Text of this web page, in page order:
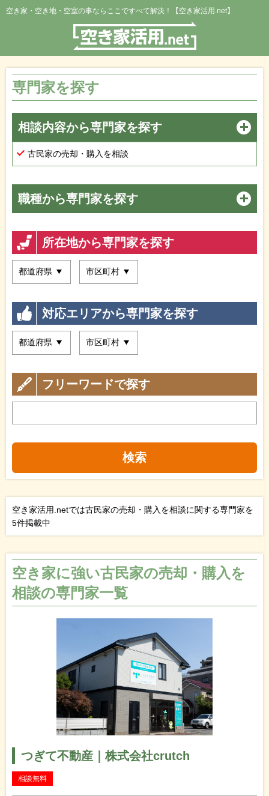
空き家・空き地・空室の事ならここですべて解決！【空き家活用.net】
専門家を探す
相談内容から専門家を探す
古民家の売却・購入を相談
職種から専門家を探す
所在地から専門家を探す
対応エリアから専門家を探す
フリーワードで探す
検索
空き家活用.netでは古民家の売却・購入を相談に関する専門家を
5件掲載中
空き家に強い古民家の売却・購入を
相談の専門家一覧
つぎて不動産｜株式会社crutch
相談無料